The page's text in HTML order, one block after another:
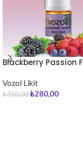
Blackberry Passion
Vozol Likit
₺350,00₺280,00